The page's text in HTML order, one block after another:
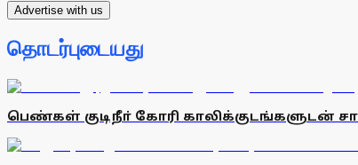
Advertise with us
தொடர்புடையது
பெண்கள் குடிநீா் கோரி காலிக்குடங்களுடன்